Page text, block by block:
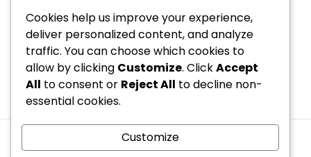
Yhteystiedot
Jos sinulla on kysymyksiä tai huolenaiheita
evästekäytännöstämme, voit ottaa meihin yhteyttä
osoitteessacookiepolicy@maudheline.com
Käyttöehdot
Cookies help us improve your experience,
deliver personalized content, and analyze
traffic. You can choose which cookies to
allow by clicking Customize. ClickAccept
All to consent or Reject All to decline non-
essential cookies.
Customize